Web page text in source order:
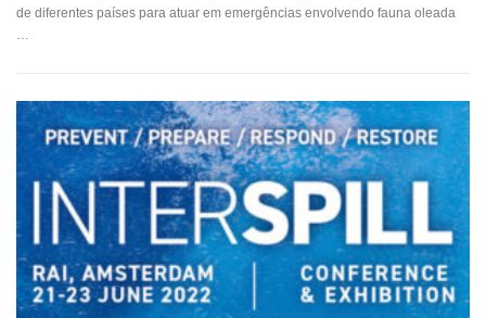
de diferentes países para atuar em emergências envolvendo fauna oleada